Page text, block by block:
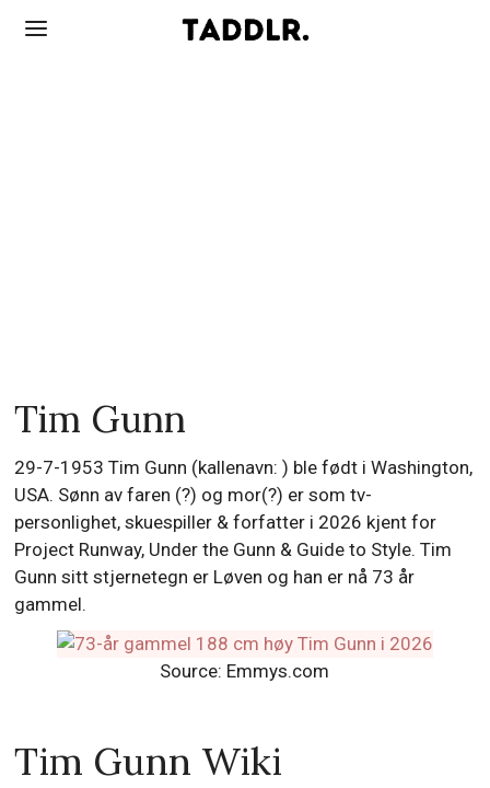
Tim Gunn
29-7-1953 Tim Gunn (kallenavn: ) ble født i Washington,
USA. Sønn av faren (?) og mor(?) er som tv-
personlighet, skuespiller & forfatter i 2026 kjent for
Project Runway, Under the Gunn & Guide to Style. Tim
Gunn sitt stjernetegn er Løven og han er nå 73 år
gammel.
Source: Emmys.com
Tim Gunn Wiki